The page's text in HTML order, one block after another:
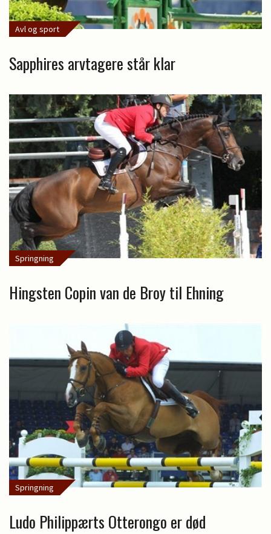
Avl og sport
Sapphires arvtagere står klar
Springning
Hingsten Copin van de Broy til Ehning
Springning
Ludo Philippærts Otterongo er død